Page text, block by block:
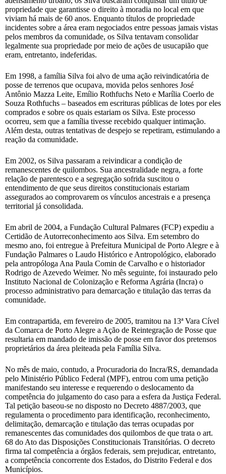
propriedade que garantisse o direito à moradia no local em que
viviam há mais de 60 anos. Enquanto títulos de propriedade
incidentes sobre a área eram negociados entre pessoas jamais vistas
pelos membros da comunidade, os Silva tentavam consolidar
legalmente sua propriedade por meio de ações de usucapião que
eram, entretanto, indeferidas.
Em 1998, a família Silva foi alvo de uma ação reivindicatória de
posse de terrenos que ocupava, movida pelos senhores José
Antônio Mazza Leite, Emílio Rothfuchs Neto e Marília Coerlo de
Souza Rothfuchs – baseados em escrituras públicas de lotes por eles
comprados e sobre os quais estariam os Silva. Este processo
ocorreu, sem que a família tivesse recebido qualquer intimação.
Além desta, outras tentativas de despejo se repetiram, estimulando a
reação da comunidade.
Em 2002, os Silva passaram a reivindicar a condição de
remanescentes de quilombos. Sua ancestralidade negra, a forte
relação de parentesco e a segregação sofrida suscitou o
entendimento de que seus direitos constitucionais estariam
assegurados ao comprovarem os vínculos ancestrais e a presença
territorial já consolidada.
Em abril de 2004, a Fundação Cultural Palmares (FCP) expediu a
Certidão de Autorreconhecimento aos Silva. Em setembro do
mesmo ano, foi entregue à Prefeitura Municipal de Porto Alegre e à
Fundação Palmares o Laudo Histórico e Antropológico, elaborado
pela antropóloga Ana Paula Comin de Carvalho e o historiador
Rodrigo de Azevedo Weimer. No mês seguinte, foi instaurado pelo
Instituto Nacional de Colonização e Reforma Agrária (Incra) o
processo administrativo para demarcação e titulação das terras da
comunidade.
Em contrapartida, em fevereiro de 2005, tramitou na 13ª Vara Cível
da Comarca de Porto Alegre a Ação de Reintegração de Posse que
resultaria em mandado de imissão de posse em favor dos pretensos
proprietários da área pleiteada pela Família Silva.
No mês de maio, contudo, a Procuradoria do Incra/RS, demandada
pelo Ministério Público Federal (MPF), entrou com uma petição
manifestando seu interesse e requerendo o deslocamento da
competência do julgamento do caso para a esfera da Justiça Federal.
Tal petição baseou-se no disposto no Decreto 4887/2003, que
regulamenta o procedimento para identificação, reconhecimento,
delimitação, demarcação e titulação das terras ocupadas por
remanescentes das comunidades dos quilombos de que trata o art.
68 do Ato das Disposições Constitucionais Transitórias. O decreto
firma tal competência a órgãos federais, sem prejudicar, entretanto,
a competência concorrente dos Estados, do Distrito Federal e dos
Municípios.